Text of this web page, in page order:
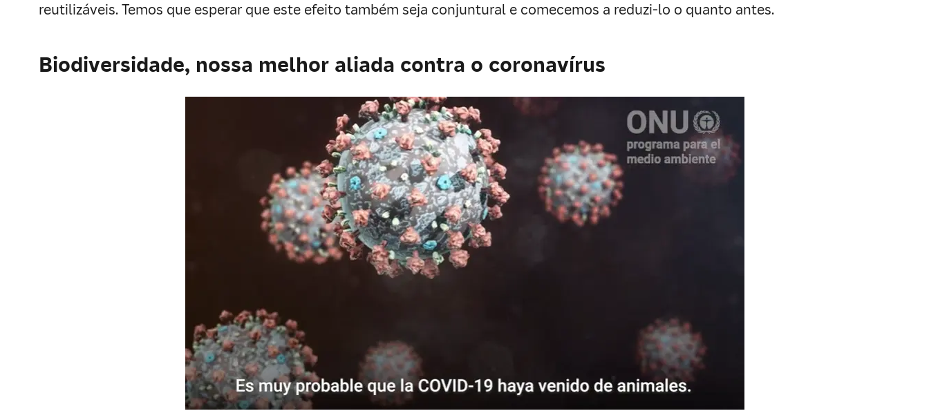
reutilizáveis. Temos que esperar que este efeito também seja conjuntural e comecemos a reduzi-lo o quanto antes.
Biodiversidade, nossa melhor aliada contra o coronavírus